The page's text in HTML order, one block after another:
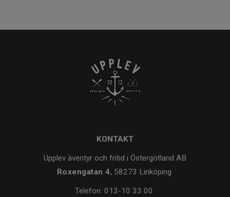
KONTAKT
Upplev äventyr och fritid i Östergötland AB
Roxengatan 4, 58273 Linköping
Telefon: 013-10 33 00